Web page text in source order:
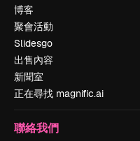
博客
聚會活動
Slidesgo
出售內容
新聞室
正在尋找 magnific.ai
聯絡我們